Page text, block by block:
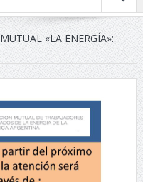
MUTUAL «LA ENERGÍA»: